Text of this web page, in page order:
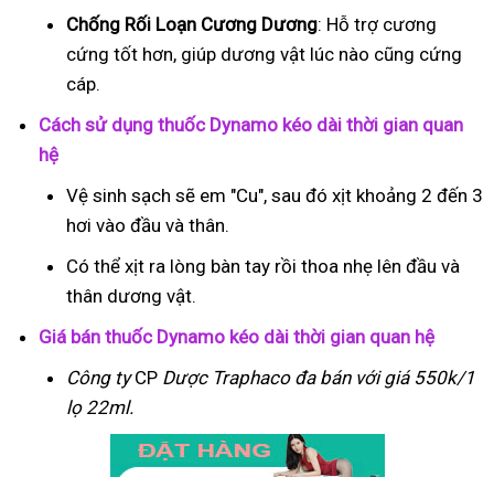
Chống Rối Loạn Cương Dương: Hỗ trợ cương
cứng tốt hơn, giúp dương vật lúc nào cũng cứng
cáp.
Cách sử dụng thuốc Dynamo kéo dài thời gian quan
hệ
Vệ sinh sạch sẽ em "Cu", sau đó xịt khoảng 2 đến 3
hơi vào đầu và thân.
Có thể xịt ra lòng bàn tay rồi thoa nhẹ lên đầu và
thân dương vật.
Giá bán thuốc Dynamo kéo dài thời gian quan hệ
Công tyCP Dược Traphacođa bán với giá 550k/1
lọ 22ml.